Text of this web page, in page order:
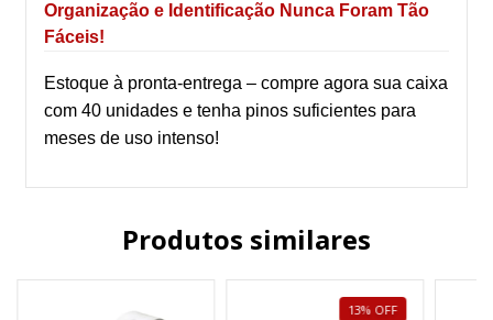
Organização e Identificação Nunca Foram Tão
Fáceis!
Estoque à pronta-entrega – compre agora sua caixa
com 40 unidades e tenha pinos suficientes para
meses de uso intenso!
Produtos similares
13% OFF